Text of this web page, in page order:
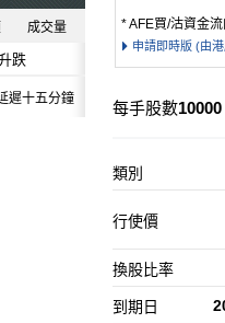
成交量
跌
遲十五分鐘
* AFE買/沽資金
申請即時版 (由
每手股數10000
類別
行使價
換股比率
到期日